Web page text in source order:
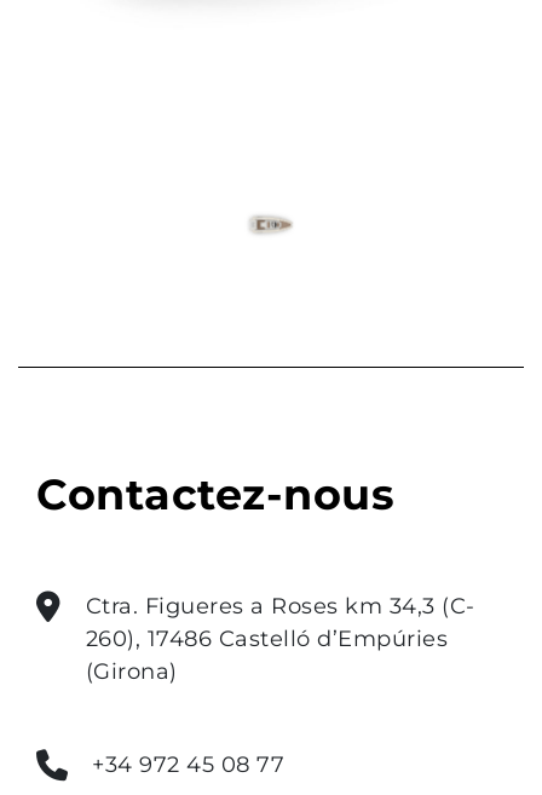
Contactez-nous
Ctra. Figueres a Roses km 34,3 (C-
260), 17486 Castelló d’Empúries
(Girona)
+34 972 45 08 77